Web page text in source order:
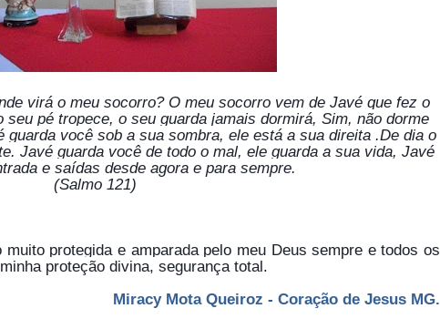
virá o meu socorro? O meu socorro vem de Javé que fez o
pé tropece, o seu guarda jamais dormirá, Sim, não dorme
você sob a sua sombra, ele está a sua direita .De dia o
Javé guarda você de todo o mal, ele guarda a sua vida, Javé
e saídas desde agora e para sempre.
(Salmo 121)
protegida e amparada pelo meu Deus sempre e todos os
proteção divina, segurança total.
Queiroz - Coração de Jesus MG.